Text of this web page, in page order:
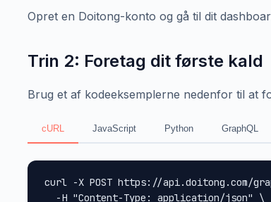
Opret en Doitong-konto og gå til dit
Trin 2: Foretag dit første kald
Brug et af kodeeksemplerne nedenfor til at
cURL JavaScript Python GraphQL
curl -X POST https://api.doitong.com/
  -H "Content-Type: application/json" \